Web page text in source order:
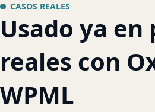
CASOS REALES
Usado ya
reales con
WPML